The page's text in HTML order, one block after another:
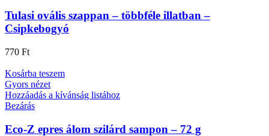
Tulasi ovális szappan – többféle illatban –
Csipkebogyó
770 Ft
Kosárba teszem
Gyors nézet
Hozzáadás a kívánság listához
Bezárás
Eco-Z epres álom szilárd sampon – 72 g